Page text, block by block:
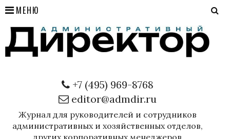
МЕНЮ
+7 (495) 969-8768
editor@admdir.ru
Журнал для руководителей и сотрудников
административных и хозяйственных отделов,
других корпоративных менеджеров